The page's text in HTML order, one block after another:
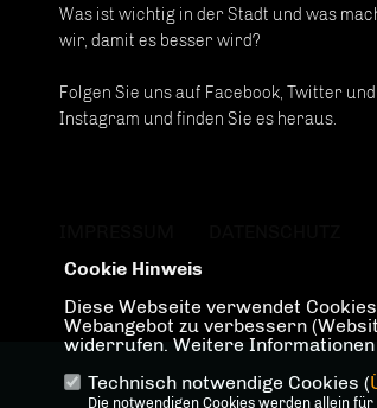
Was ist wichtig in der Stadt und was
wir, damit es besser wird?
Folgen Sie uns auf Facebook, Twitter und
Instagram und finden Sie es heraus.
Cookie Hinweis
Diese Webseite verwendet
Webangebot zu verbessern
widerrufen. Weitere
Technisch notwendige Cookies (
Die notwendigen Cookies werden allein